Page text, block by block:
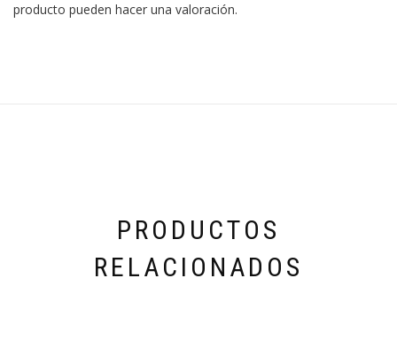
producto pueden hacer una valoración.
PRODUCTOS
RELACIONADOS